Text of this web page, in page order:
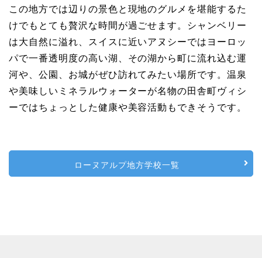
この地方では辺りの景色と現地のグルメを堪能するた
けでもとても贅沢な時間が過ごせます。シャンベリー
は大自然に溢れ、スイスに近いアヌシーではヨーロッ
パで一番透明度の高い湖、その湖から町に流れ込む運
河や、公園、お城がぜひ訪れてみたい場所です。温泉
や美味しいミネラルウォーターが名物の田舎町ヴィシ
ーではちょっとした健康や美容活動もできそうです。
ローヌアルプ地方学校一覧